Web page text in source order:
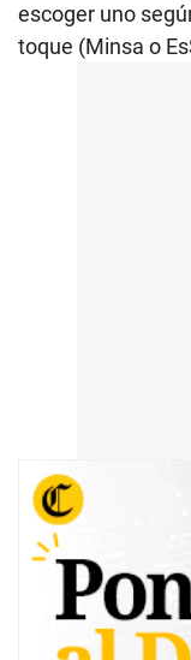
escoger uno
toque (Minsa o